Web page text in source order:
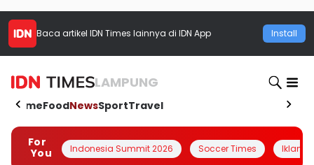
Baca artikel IDN Times lainnya di IDN App Install
LAMPUNG
HomeFoodNewsSportTravel
For
You
Indonesia Summit 2026 Soccer Times Iklanin